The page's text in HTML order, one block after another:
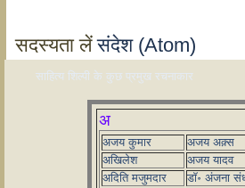
सदस्यता लेंसंदेश (Atom)
साहित्य शिल्पी के कुछ प्रमुख रचनाकार
अ
अजय कुमार
अजय अक़्स
अखिलेश
अजय यादव
अदिति मजुमदार
डॉ॰ अंजना